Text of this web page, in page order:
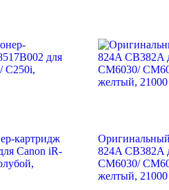
картридж
Canon iR-
824A CB382A
CM6030/
желтый, 21000